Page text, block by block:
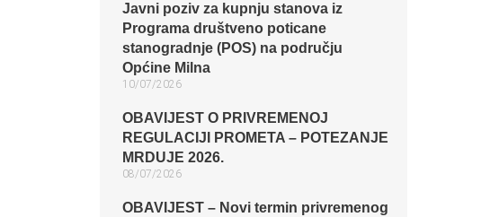
Javni poziv za kupnju stanova iz
Programa društveno poticane
stanogradnje (POS) na području
Općine Milna
10/07/2026
OBAVIJEST O PRIVREMENOJ
REGULACIJI PROMETA – POTEZANJE
MRDUJE 2026.
08/07/2026
OBAVIJEST – Novi termin privremenog